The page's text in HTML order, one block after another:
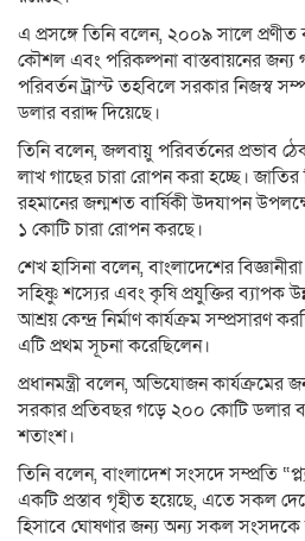
এ প্রসঙ্গে তিনি বলেন, ২০০৯ সালে
কৌশল এবং পরিকল্পনা বাস্তবায়নের জন্য
পরিবর্তন ট্রাস্ট তহবিলে সরকার নিজস্ব
ডলার বরাদ্দ দিয়েছে।
তিনি বলেন, জলবায়ু পরিবর্তনের প্রভাব
লাখ গাছের চারা রোপন করা হচ্ছে।
রহমানের জন্মশত বার্ষিকী উদযাপন
১ কোটি চারা রোপন করছে।
শেখ হাসিনা বলেন, বাংলাদেশের
সহিষ্ণু শস্যের এবং কৃষি প্রযুক্তির ব্যাপক
আশ্রয় কেন্দ্র নির্মাণ কার্যক্রম
এটি প্রথম সূচনা করেছিলেন।
প্রধানমন্ত্রী বলেন, অভিযোজন
সরকার প্রতিবছর গড়ে ২০০ কোটি ডলার
শতাংশ।
তিনি বলেন, বাংলাদেশ সংসদে সম্প্রতি
একটি প্রস্তাব গৃহীত হয়েছে, এতে সকল
হিসাবে ঘোষণার জন্য অন্য সকল সংসদকে